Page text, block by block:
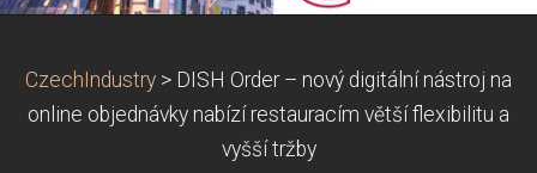
CzechIndustry > DISH Order – nový digitální nástroj na
online objednávky nabízí restauracím větší flexibilitu a
vyšší tržby